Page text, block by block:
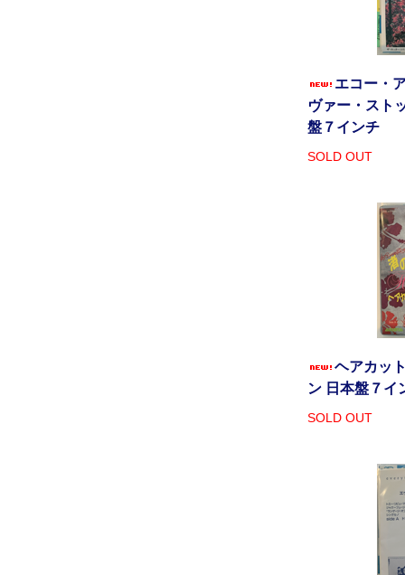
エコー・
ヴァー・スト
盤７インチ
SOLD OUT
ヘアカッ
ン 日本盤７イ
SOLD OUT